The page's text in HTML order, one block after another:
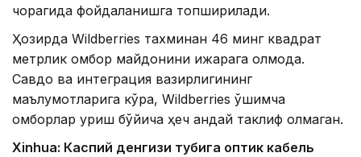
чорагида фойдаланишга топширилади.
Ҳозирда Wildberries тахминан 46 минг квадрат
метрлик омбор майдонини ижарага олмоқда.
Савдо ва интеграция вазирлигининг
маълумотларига кўра, Wildberries қўшимча
омборлар қуриш бўйича ҳеч қандай таклиф олмаган.
Xinhuа: Каспий денгизи тубига оптик кабель